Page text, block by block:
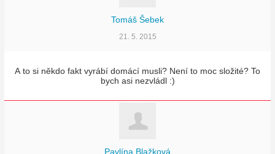
Tomáš Šebek
21. 5. 2015
A to si někdo fakt vyrábí domácí musli? Není to moc složité? To
bych asi nezvládl :)
Pavlína Blažková